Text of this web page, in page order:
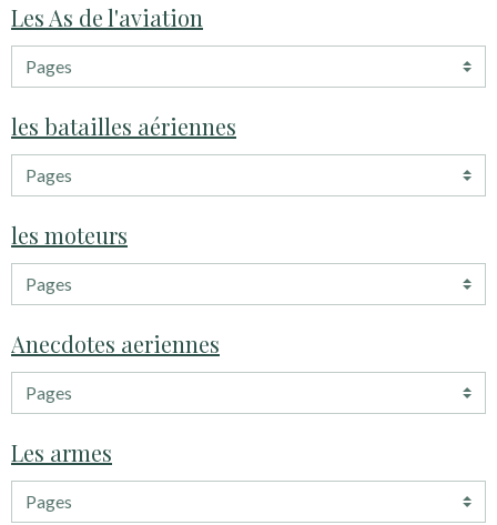
Les As de l'aviation
les batailles aériennes
les moteurs
Anecdotes aeriennes
Les armes